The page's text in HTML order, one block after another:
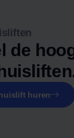
de
huren